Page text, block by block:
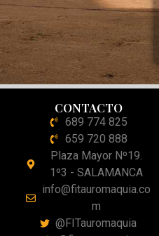
CONTACTO
689 774 825
659 720 888
Plaza Mayor Nº19.
1º3 - SALAMANCA
info@fitauromaquia.co
m
@FITauromaquia